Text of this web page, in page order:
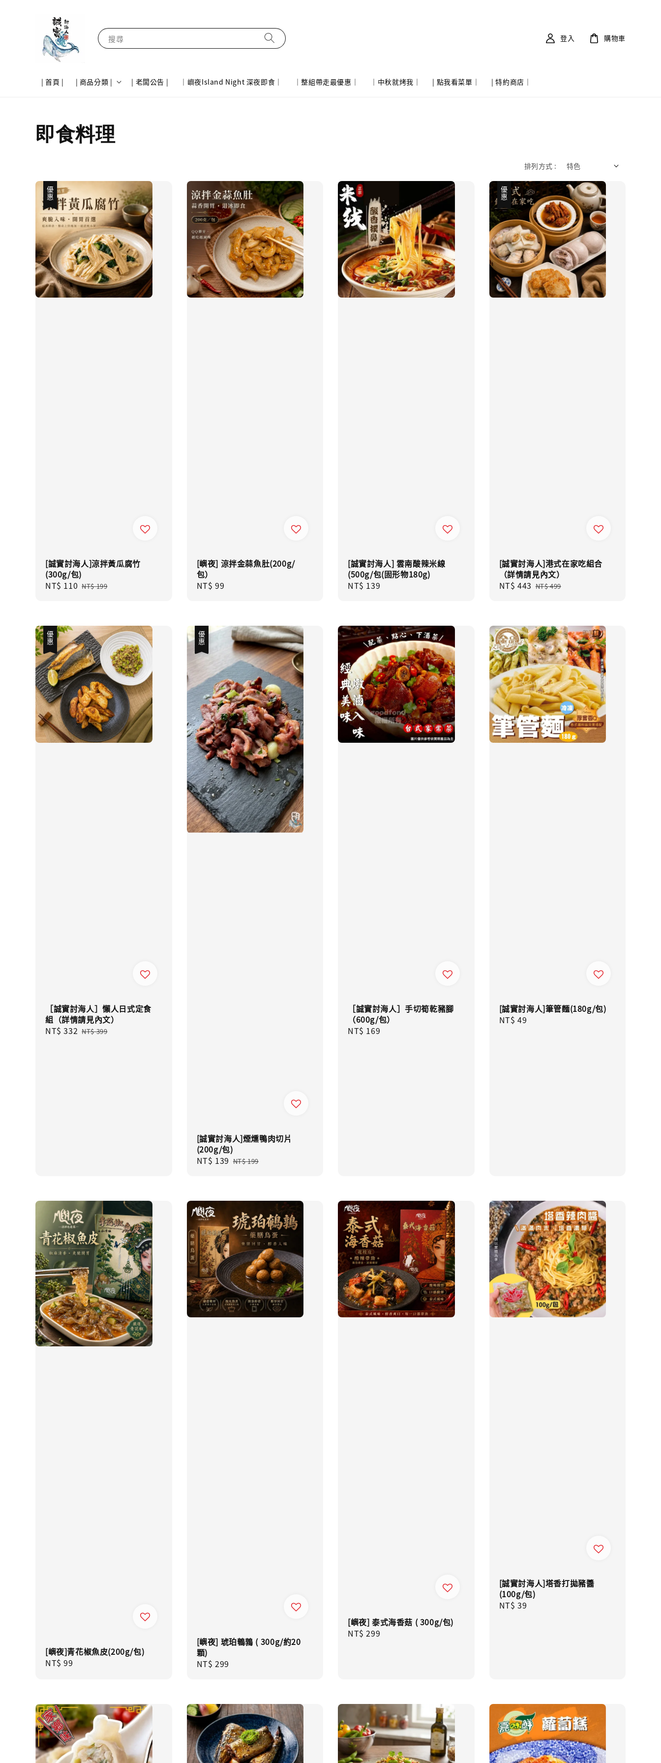
搜尋
| 首頁 | | 商品分類 | | 老闆公告 | ｜嶼夜Island Night 深夜即食｜ ｜整組帶走最優惠｜ ｜中秋就烤我｜ | 點我看菜單｜ | 特約商店｜
登入 購物車
即食料理
排列方式 :
優惠
[誠實討海人]涼拌黃瓜腐竹
(300g/包)
Sale
NT$ 110 Regular
NT$ 199
[嶼夜] 涼拌金蒜魚肚(200g/
包）
Regular
NT$ 99
[誠實討海人] 雲南酸辣米線
(500g/包(固形物180g)
Regular
NT$ 139
優惠
[誠實討海人]港式在家吃組合
（詳情請見內文）
Sale
NT$ 443 Regular
NT$ 499
優惠
［誠實討海人］懶人日式定食
組（詳情請見內文）
Sale
NT$ 332 Regular
NT$ 399
優惠
[誠實討海人]煙燻鴨肉切片
(200g/包)
Sale
NT$ 139 Regular
NT$ 199
［誠實討海人］手切筍乾豬腳
（600g/包）
Regular
NT$ 169
[誠實討海人]筆管麵(180g/包)
Regular
NT$ 49
[嶼夜]青花椒魚皮(200g/包)
Regular
NT$ 99
[嶼夜] 琥珀鵪鶉 ( 300g/約20
顆)
Regular
NT$ 299
[嶼夜] 泰式海香菇 ( 300g/包)
Regular
NT$ 299
[誠實討海人]塔香打拋豬醬
(100g/包)
Regular
NT$ 39